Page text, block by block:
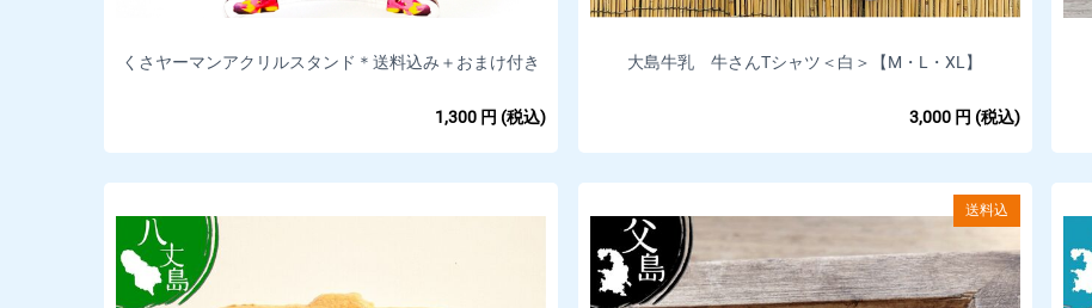
くさヤーマンアクリルスタンド＊送料込み＋おまけ付き
1,300 円 (税込)
大島牛乳 牛さんTシャツ＜白＞【M・L・XL】
3,000 円 (税込)
送料込